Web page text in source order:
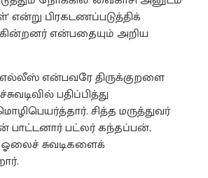
என்று பிரகடணப்படுத்திக்
என்பதையும் அறிய
என்பவரே திருக்குறளை
பதிப்பித்து
சித்த மருத்துவர்
பாட்டனார் பட்லர் கந்தப்பன்,
சுவடிகளைக்